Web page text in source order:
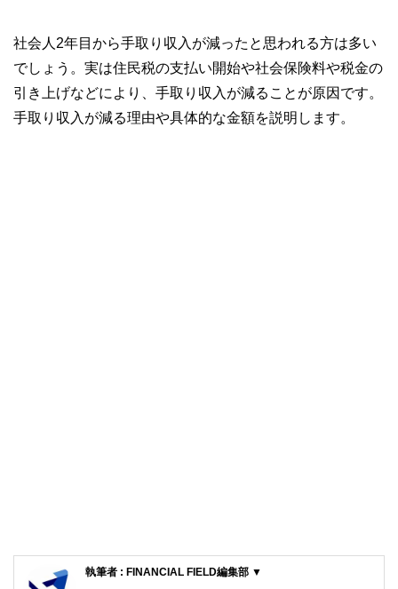
社会人2年目から手取り収入が減ったと思われる方は多い
でしょう。実は住民税の支払い開始や社会保険料や税金の
引き上げなどにより、手取り収入が減ることが原因です。
手取り収入が減る理由や具体的な金額を説明します。
執筆者 : FINANCIAL FIELD編集部 ▼